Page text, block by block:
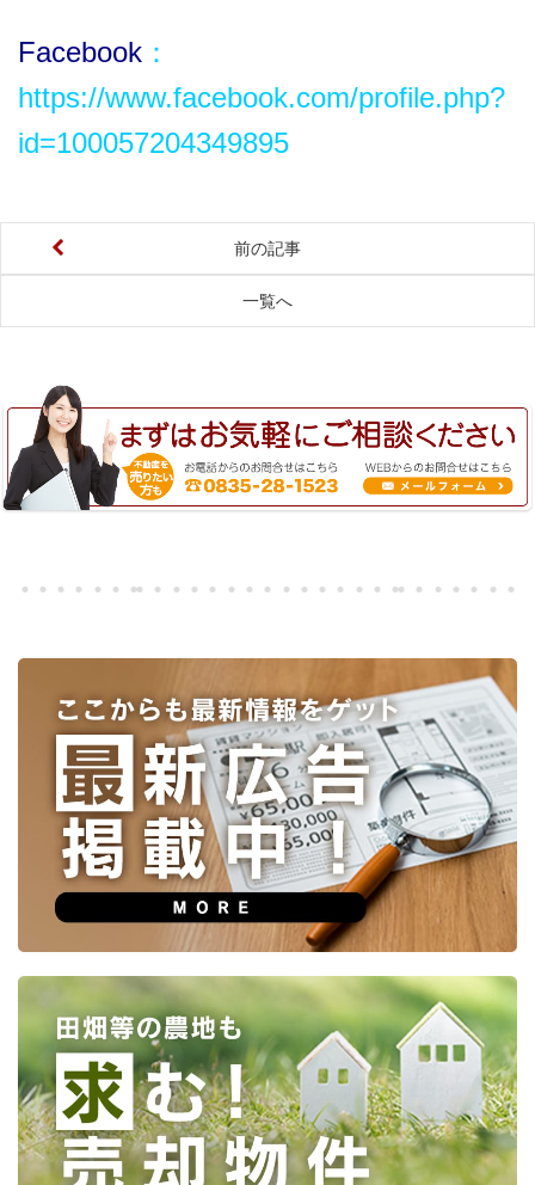
Facebook ：
https://www.facebook.com/profile.php?
id=100057204349895
前の記事
一覧へ